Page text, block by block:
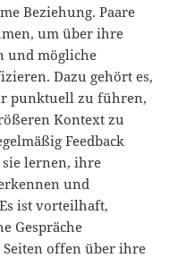
Beziehung. Paare
um über ihre
und mögliche
Dazu gehört es,
punktuell zu führen,
Kontext zu
Feedback
lernen, ihre
und
ist vorteilhaft,
Gespräche
offen über ihre